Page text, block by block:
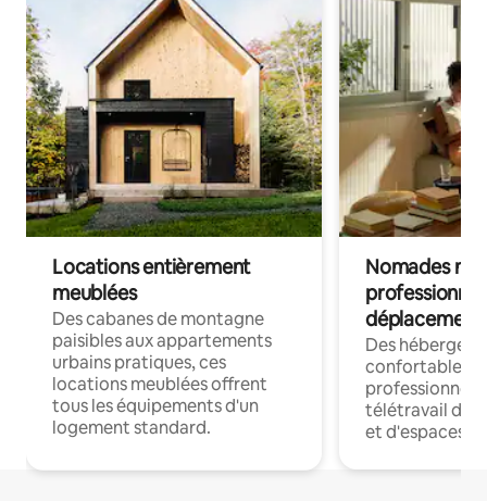
Locations entièrement
meublées
Des cabanes de montagne
paisibles aux appartements
urbains pratiques, ces
locations meublées offrent
tous les équipements d'un
logement standard.
Nomades
déplacement
Des
confortables
professionnels
télétravail
et d'espaces